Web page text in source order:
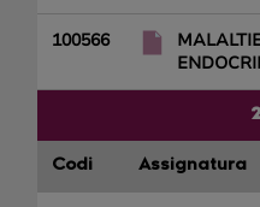
100566
Codi Assignatura